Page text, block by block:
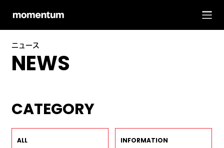
ニュース
NEWS
CATEGORY
ALL INFORMATION